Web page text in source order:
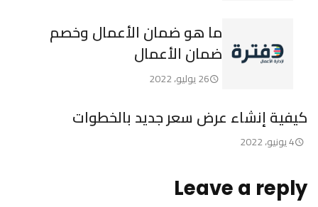
ما هو ضمان الأعمال وخصم
ضمان الأعمال
26 يوليو، 2022
كيفية إنشاء عرض سعر جديد بالخطوات
4 يونيو، 2022
Leave a reply